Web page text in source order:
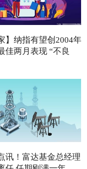
】纳指有望创2004年
佳两月表现 “不良
讯！富达基金总经理